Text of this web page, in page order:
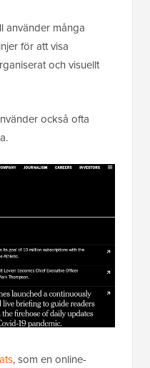
använder många
för att visa
och visuellt
också ofta
, som en online-